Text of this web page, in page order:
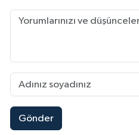
Gönder